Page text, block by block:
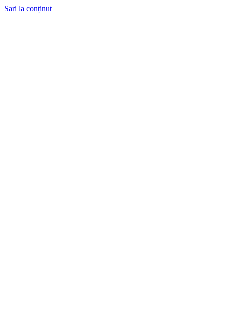
Sari la conținut